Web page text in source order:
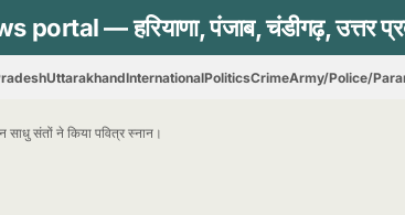
UttarakhandInternationalPoliticsCrimeArmy/Police/
साधु संतों ने किया पवित्र स्नान।